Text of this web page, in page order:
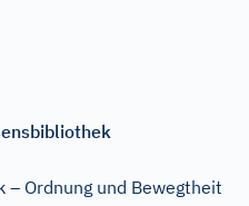
– Ordnung und Bewegtheit